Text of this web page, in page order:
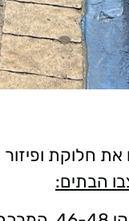
חלוקת ופיזור
הבתים: